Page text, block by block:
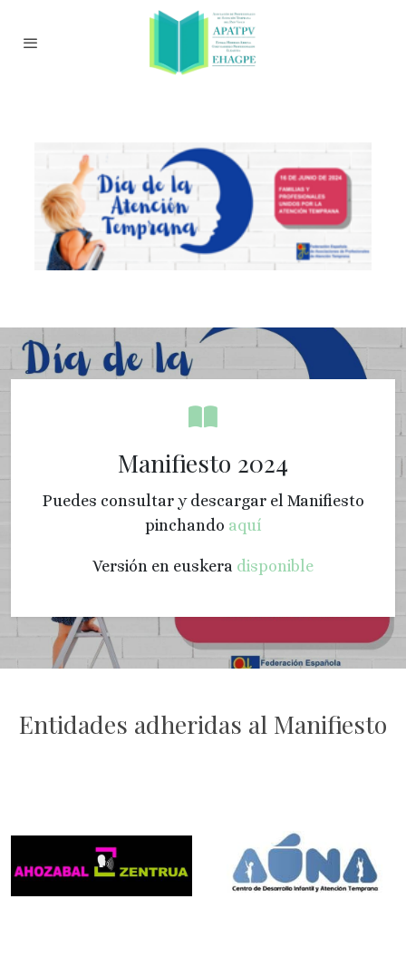
Manifiesto 2024
Puedes consultar y descargar el Manifiesto
pinchando aquí
Versión en euskera disponible
Entidades adheridas al Manifiesto